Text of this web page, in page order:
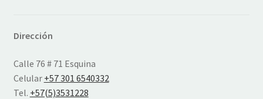
Dirección
Calle 76 # 71 Esquina
Celular +57 301 6540332
Tel. +57(5)3531228